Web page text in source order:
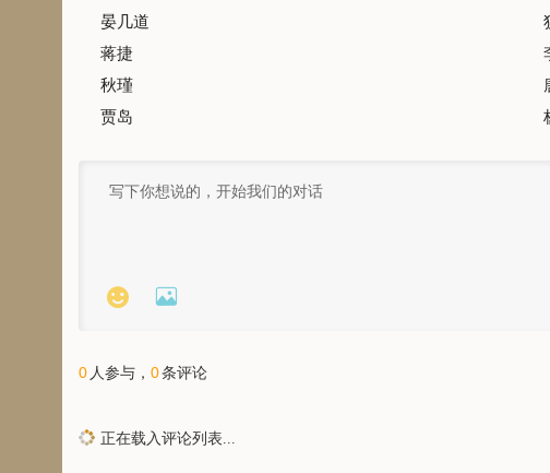
晏几道
蒋捷
秋瑾
贾岛
 
0 人参与， 0条评论
正在载入评论列表...